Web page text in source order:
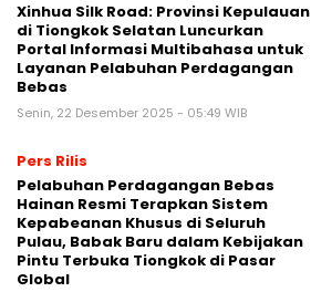
Xinhua Silk Road: Provinsi Kepulauan
di Tiongkok Selatan Luncurkan
Portal Informasi Multibahasa untuk
Layanan Pelabuhan Perdagangan
Bebas
Senin, 22 Desember 2025 - 05:49 WIB
Pers Rilis
Pelabuhan Perdagangan Bebas
Hainan Resmi Terapkan Sistem
Kepabeanan Khusus di Seluruh
Pulau, Babak Baru dalam Kebijakan
Pintu Terbuka Tiongkok di Pasar
Global